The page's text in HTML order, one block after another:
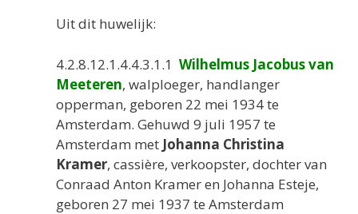
Uit dit huwelijk:
4.2.8.12.1.4.4.3.1.1 Wilhelmus Jacobus van
Meeteren, walploeger, handlanger
opperman, geboren 22 mei 1934 te
Amsterdam. Gehuwd 9 juli 1957 te
Amsterdam met Johanna Christina
Kramer, cassière, verkoopster, dochter van
Conraad Anton Kramer en Johanna Esteje,
geboren 27 mei 1937 te Amsterdam